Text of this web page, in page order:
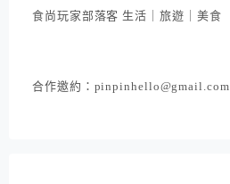
食尚玩家部落客 生活｜旅遊｜美食
合作邀約：pinpinhello@gmail.com